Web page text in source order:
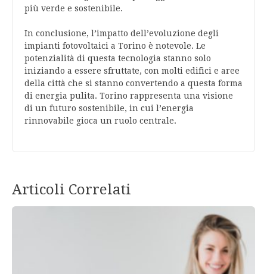
più verde e sostenibile.
In conclusione, l’impatto dell’evoluzione degli
impianti fotovoltaici a Torino è notevole. Le
potenzialità di questa tecnologia stanno solo
iniziando a essere sfruttate, con molti edifici e aree
della città che si stanno convertendo a questa forma
di energia pulita. Torino rappresenta una visione
di un futuro sostenibile, in cui l’energia
rinnovabile gioca un ruolo centrale.
Articoli Correlati